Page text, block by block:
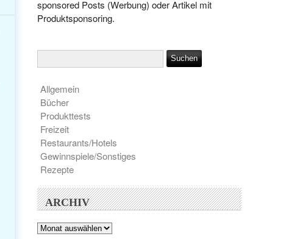
sponsored Posts (Werbung) oder Artikel mit
Produktsponsoring.
Allgemein
Bücher
Produkttests
Freizeit
Restaurants/Hotels
Gewinnspiele/Sonstiges
Rezepte
ARCHIV
Archiv